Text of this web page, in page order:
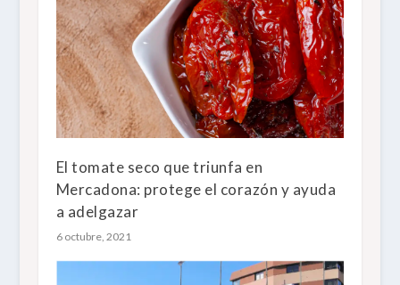
El tomate seco que triunfa en
Mercadona: protege el corazón y ayuda
a adelgazar
6 octubre, 2021